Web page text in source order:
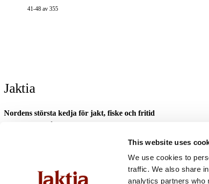
This website uses
We use cookies to
traffic. We also share
analytics partners who
41-48 av 355
Jaktia
Nordens största kedja för jakt, fiske och fritid
Jaktia, som ingår i Burdock Outdoor Group, är en franchisekedja
optik och teknikprylar till hundprodukter, kläder, skor och
fiske- och naturupplevelser tillsammans med familj och vänner.